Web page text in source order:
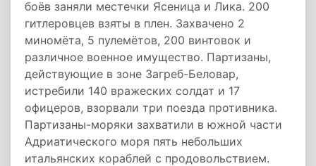
боёв заняли местечки Ясеница и Лика. 200
гитлеровцев взяты в плен. Захвачено 2
миномёта, 5 пулемётов, 200 винтовок и
различное военное имущество. Партизаны,
действующие в зоне Загреб-Беловар,
истребили 140 вражеских солдат и 17
офицеров, взорвали три поезда противника.
Партизаны-моряки захватили в южной части
Адриатического моря пять небольших
итальянских кораблей с продовольствием.